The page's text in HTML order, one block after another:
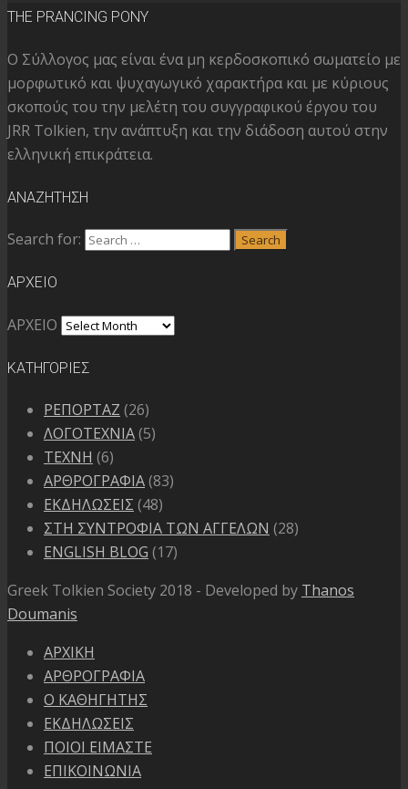
THE PRANCING PONY
Ο Σύλλογος μας είναι ένα μη κερδοσκοπικό σωματείο με
μορφωτικό και ψυχαγωγικό χαρακτήρα και με κύριους
σκοπούς του την μελέτη του συγγραφικού έργου του
JRR Tolkien, την ανάπτυξη και την διάδοση αυτού στην
ελληνική επικράτεια.
ΑΝΑΖΗΤΗΣΗ
Search for: Search
ΑΡΧΕΙΟ
ΑΡΧΕΙΟ
ΚΑΤΗΓΟΡΙΕΣ
ΡΕΠΟΡΤΑΖ (26)
ΛΟΓΟΤΕΧΝΙΑ(5)
ΤΕΧΝΗ (6)
ΑΡΘΡΟΓΡΑΦΙΑ(83)
ΕΚΔΗΛΩΣΕΙΣ (48)
ΣΤΗ ΣΥΝΤΡΟΦΙΑ ΤΩΝ ΑΓΓΕΛΩΝ (28)
ENGLISH BLOG (17)
Greek Tolkien Society 2018 - Developed by Thanos
Doumanis
ΑΡΧΙΚΗ
ΑΡΘΡΟΓΡΑΦΙΑ
Ο ΚΑΘΗΓΗΤΗΣ
ΕΚΔΗΛΩΣΕΙΣ
ΠΟΙΟΙ ΕΙΜΑΣΤΕ
ΕΠΙΚΟΙΝΩΝΙΑ